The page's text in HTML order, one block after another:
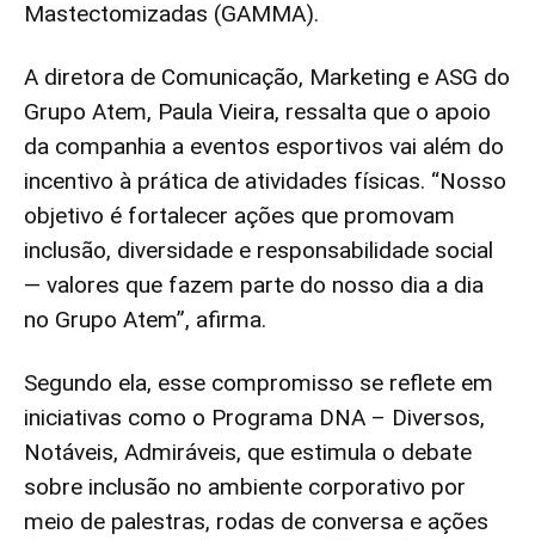
Mastectomizadas (GAMMA).
A diretora de Comunicação, Marketing e ASG do
Grupo Atem, Paula Vieira, ressalta que o apoio
da companhia a eventos esportivos vai além do
incentivo à prática de atividades físicas. “Nosso
objetivo é fortalecer ações que promovam
inclusão, diversidade e responsabilidade social
— valores que fazem parte do nosso dia a dia
no Grupo Atem”, afirma.
Segundo ela, esse compromisso se reflete em
iniciativas como o Programa DNA – Diversos,
Notáveis, Admiráveis, que estimula o debate
sobre inclusão no ambiente corporativo por
meio de palestras, rodas de conversa e ações